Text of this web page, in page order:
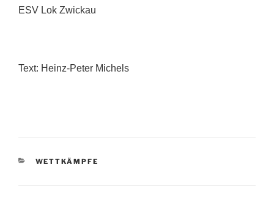
ESV Lok Zwickau
Text: Heinz-Peter Michels
KATEGORIEN
WETTKÄMPFE